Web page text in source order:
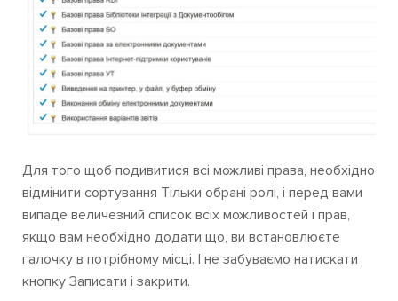
Для того щоб подивитися всі можливі права, необхідно
відмінити сортування Тільки обрані ролі, і перед вами
випаде величезний список всіх можливостей і прав,
якщо вам необхідно додати що, ви встановлюєте
галочку в потрібному місці. І не забуваємо натискати
кнопку Записати і закрити.